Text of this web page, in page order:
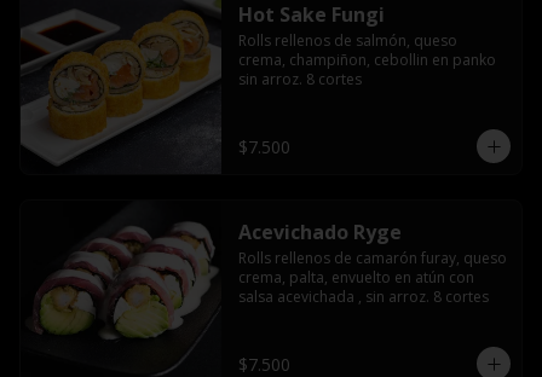
Hot Sake Fungi
Rolls rellenos de salmón, queso
crema, champiñon, cebollin en panko
sin arroz. 8 cortes
$7.500
Acevichado Ryge
Rolls rellenos de camarón furay, queso
crema, palta, envuelto en atún con
salsa acevichada , sin arroz. 8 cortes
$7.500